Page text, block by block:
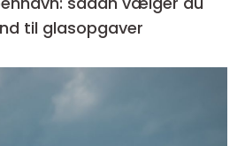
til glasopgaver